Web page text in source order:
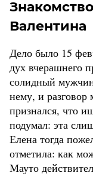
Валентина
Дело было 15
дух вчерашнего
солидный
нему, и
признался, что
подумал: эта
Елена тогда
отметила: как
Мауто